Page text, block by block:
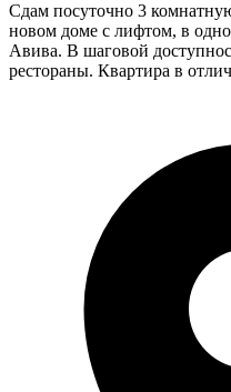
Сдам посуточно 3
новом доме с лифтом, в
Авива. В шаговой
рестораны. Квартира в